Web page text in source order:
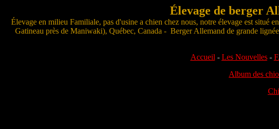
Élevage de berger
Élevage en milieu Familiale, pas d'usine a chien chez nous, notre élevage est
Gatineau près de Maniwaki), Québec, Canada - Berger Allemand de grande
Accueil - Les Nouvelles-
Album des